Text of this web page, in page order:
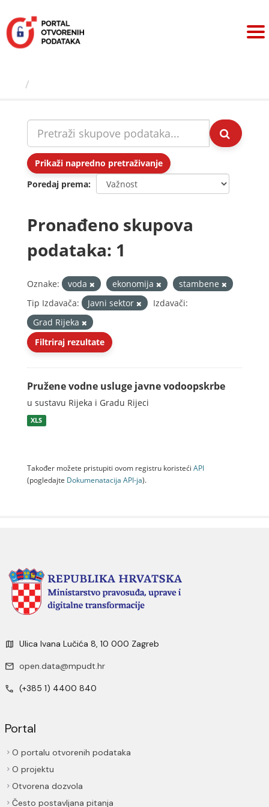
sadržaj
Prikaži napredno pretraživanje
Poredaj prema
Pronađeno skupova
podataka: 1
Oznake: voda ekonomija
stambene
Tip Izdavača:
Javni sektor
Izdavači:
Grad Rijeka
Filtriraj rezultate
Pružene vodne usluge javne vodoopskrbe
u sustavu Rijeka i Gradu Rijeci
XLS
Također možete pristupiti ovom registru koristeći API
(pogledajte Dokumenаtаcijа API-jа).